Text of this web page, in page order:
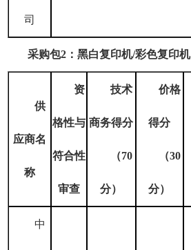
司
采购包2：黑白复印机/彩色复印机
供
应商名
称
资
格性与
符合性
审查
技术
商务得分
（70
分）
价格
得分
（30
分）
中